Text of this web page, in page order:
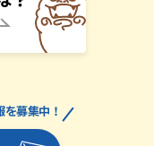
募集中！